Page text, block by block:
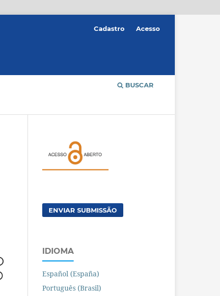
BUSCAR
Cadastro Acesso
ENVIAR SUBMISSÃO
IDIOMA
Español (España)
Português (Brasil)